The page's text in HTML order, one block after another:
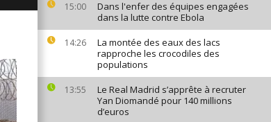
15:00
Dans l'enfer des équipes engagées
dans la lutte contre Ebola
14:26
La montée des eaux des lacs
rapproche les crocodiles des
populations
13:55
Le Real Madrid s’apprête à recruter
Yan Diomandé pour 140 millions
d’euros